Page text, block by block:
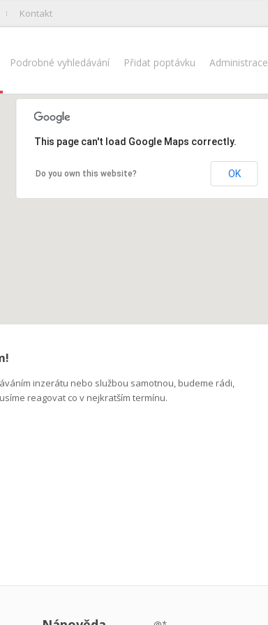
Kontakt
Podrobné vyhledávání Přidat poptávku Administrace
This page can't load Google Maps correctly.
Do you own this website? OK
inzerátu nebo službou samotnou, budeme rádi,
reagovat co v nejkratším termínu.